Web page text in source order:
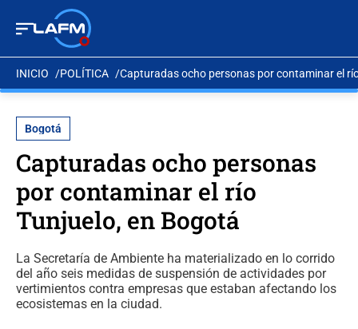
INICIO POLÍTICA Capturadas ocho personas por contaminar el
Bogotá
Capturadas ocho personas
por contaminar el río
Tunjuelo, en Bogotá
La Secretaría de Ambiente ha materializado en lo corrido
del año seis medidas de suspensión de actividades por
vertimientos contra empresas que estaban afectando los
ecosistemas en la ciudad.